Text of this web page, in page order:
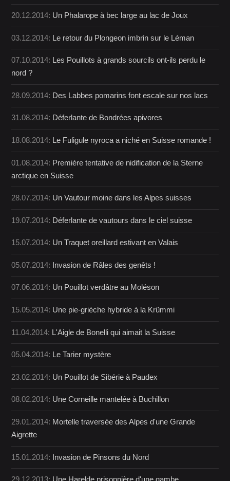
20.12.2014: Un Phalarope à bec large au lac de Joux
03.12.2014: Le retour du Plongeon imbrin sur le Léman
07.10.2014: Les Pouillots à grands sourcils ont-ils perdu le
nord ?
28.09.2014: Des Labbes pomarins font escale sur nos lacs
31.08.2014: Déferlante de Bondrées apivores
18.08.2014: Le Fuligule nyroca a niché en Suisse romande !
01.08.2014: Première tentative de nidification de la Sterne
arctique en Suisse
28.07.2014: Un Vautour moine dans les Alpes suisses
19.07.2014: Déferlante de vautours dans le ciel suisse
15.07.2014: Un Traquet oreillard estivant en Valais
05.07.2014: Invasion de Râles des genêts !
07.06.2014: Un Pouillot verdâtre au Moléson
15.05.2014: Une pie-grièche hybride à la Krümmi
11.04.2014: L'Aigle de Bonelli qui aimait la Suisse
05.04.2014: Le Tarier mystère
23.02.2014: Un Pouillot de Sibérie à Paudex
08.02.2014: Une Corneille mantelée à Buchillon
29.01.2014: Mortelle traversée des Alpes d'une Grande
Aigrette
15.01.2014: Invasion de Pinsons du Nord